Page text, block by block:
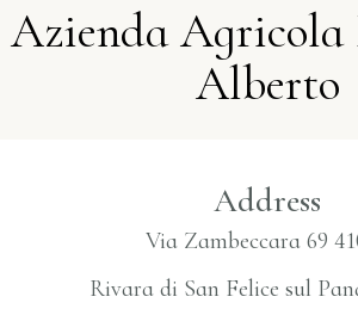
Azienda
Alberto
Address
Via Zambeccara 69
Rivara di San Felice sul